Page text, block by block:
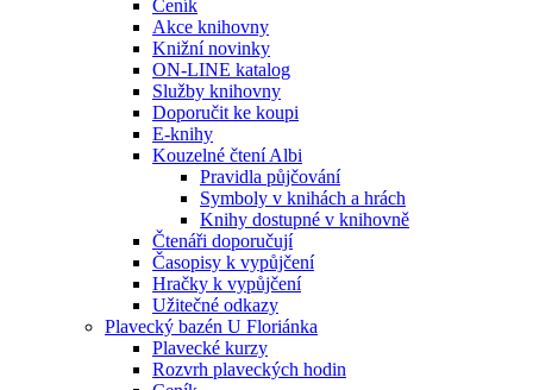
Ceník
Akce knihovny
Knižní novinky
ON-LINE katalog
Služby knihovny
Doporučit ke koupi
E-knihy
Kouzelné čtení Albi
Pravidla půjčování
Symboly v knihách a hrách
Knihy dostupné v knihovně
Čtenáři doporučují
Časopisy k vypůjčení
Hračky k vypůjčení
Užitečné odkazy
Plavecký bazén U Floriánka
Plavecké kurzy
Rozvrh plaveckých hodin